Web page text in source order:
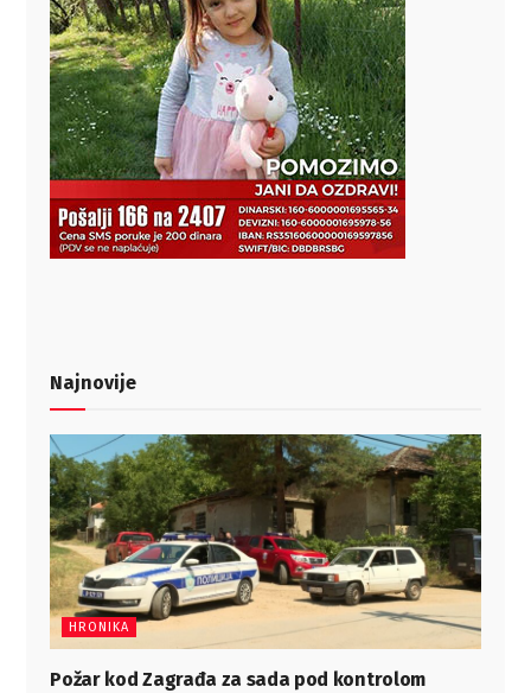
Najnovije
HRONIKA
Požar kod Zagrađa za sada pod kontrolom